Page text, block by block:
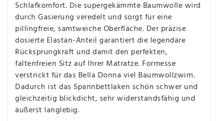
Schlafkomfort. Die supergekämmte Baumwolle wird
durch Gasierung veredelt und sorgt für eine
pillingfreie, samtweiche Oberfläche. Der präzise
dosierte Elastan-Anteil garantiert die legendäre
Rücksprungkraft und damit den perfekten,
faltenfreien Sitz auf Ihrer Matratze. Formesse
verstrickt für das Bella Donna viel Baumwollzwirn.
Dadurch ist das Spannbettlaken schön schwer und
gleichzeitig blickdicht, sehr widerstandsfähig und
äußerst langlebig.